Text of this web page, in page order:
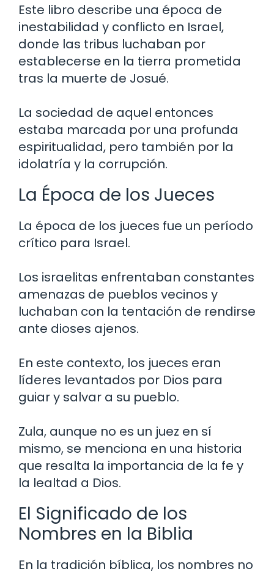
Este libro describe una época de
inestabilidad y conflicto en Israel,
donde las tribus luchaban por
establecerse en la tierra prometida
tras la muerte de Josué.
La sociedad de aquel entonces
estaba marcada por una profunda
espiritualidad, pero también por la
idolatría y la corrupción.
La Época de los Jueces
La época de los jueces fue un período
crítico para Israel.
Los israelitas enfrentaban constantes
amenazas de pueblos vecinos y
luchaban con la tentación de rendirse
ante dioses ajenos.
En este contexto, los jueces eran
líderes levantados por Dios para
guiar y salvar a su pueblo.
Zula, aunque no es un juez en sí
mismo, se menciona en una historia
que resalta la importancia de la fe y
la lealtad a Dios.
El Significado de los
Nombres en la Biblia
En la tradición bíblica, los nombres no